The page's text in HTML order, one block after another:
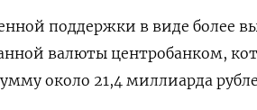
поддержки в виде более
валюты центробанком,
около 21,4 миллиарда